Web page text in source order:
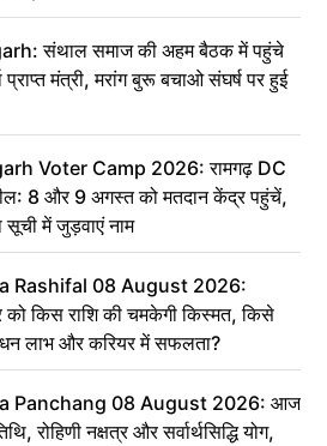
संथाल समाज की अहम बैठक में पहुंचे
प्राप्त मंत्री, मरांग बुरू बचाओ संघर्ष पर हुई
Voter Camp 2026: रामगढ़ DC
8 और 9 अगस्त को मतदान केंद्र पहुंचें,
सूची में जुड़वाएं नाम
Rashifal 08 August 2026:
को किस राशि की चमकेगी किस्मत, किसे
धन लाभ और करियर में सफलता?
Panchang 08 August 2026: आज
रोहिणी नक्षत्र और सर्वार्थसिद्धि योग,